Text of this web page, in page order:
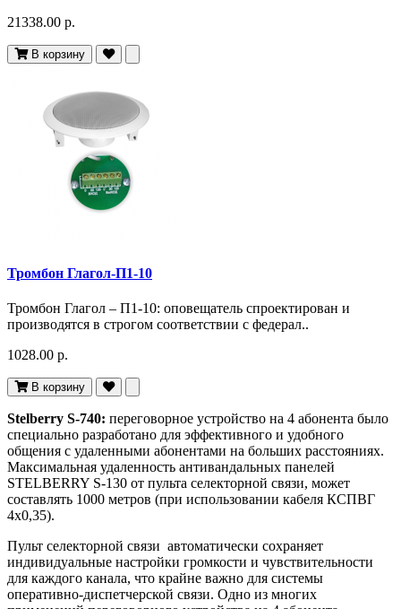
21338.00 р.
В корзину
Тромбон Глагол-П1-10
Тромбон Глагол – П1-10: оповещатель спроектирован и
производятся в строгом соответствии с федерал..
1028.00 р.
В корзину
Stelberry S-740: переговорное устройство на 4 абонента было
специально разработано для эффективного и удобного
общения с удаленными абонентами на больших расстояниях.
Максимальная удаленность антивандальных панелей
STELBERRY S-130 от пульта селекторной связи, может
составлять 1000 метров (при использовании кабеля КСПВГ
4х0,35).
Пульт селекторной связи автоматически сохраняет
индивидуальные настройки громкости и чувствительности
для каждого канала, что крайне важно для системы
оперативно-диспетчерской связи. Одно из многих